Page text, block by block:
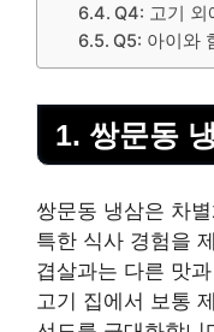
Q4: 고기 외
Q5: 아이와
1. 쌍문동
쌍문동 냉삼은 차
특한 식사 경험을
겹살과는 다른 맛
고기 집에서 보통